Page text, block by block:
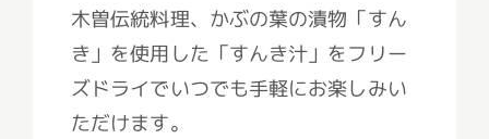
木曽伝統料理、かぶの葉の漬物「すん
き」を使用した「すんき汁」をフリー
ズドライでいつでも手軽にお楽しみい
ただけます。